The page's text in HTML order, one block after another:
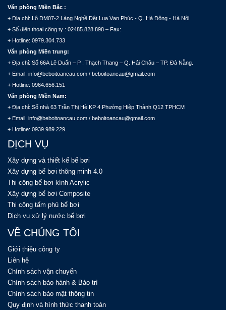
Văn phòng Miền Bắc :
+ Địa chỉ: Lô DM07-2 Làng Nghề Dệt Lụa Vạn Phúc - Q. Hà Đông - Hà Nội
+ Số điện thoại công ty : 02485.828.898 – Fax:
+ Hotline: 0979.304.733
Văn phòng Miền trung:
+ Địa chỉ: Số 66A Lê Duẩn – P . Thạch Thang – Q. Hải Châu – TP. Đà Nẵng.
+ Email: info@beboitoancau.com / beboitoancau@gmail.com
+ Hotline: 0964.656.151
Văn phòng Miền Nam:
+ Địa chỉ: Số nhà 63 Trần Thị Hè KP 4 Phường Hiệp Thành Q12 TPHCM
+ Email: info@beboitoancau.com / beboitoancau@gmail.com
+ Hotline: 0939.989.229
DỊCH VỤ
Xây dựng và thiết kế bể bơi
Xây dựng bể bơi thông minh 4.0
Thi công bể bơi kính Acrylic
Xây dựng bể bơi Composite
Thi công tấm phủ bể bơi
Dịch vụ xử lý nước bể bơi
VỀ CHÚNG TÔI
Giới thiệu công ty
Liên hệ
Chính sách vận chuyển
Chính sách bảo hành & Bảo trì
Chính sách bảo mật thông tin
Quy định và hình thức thanh toán